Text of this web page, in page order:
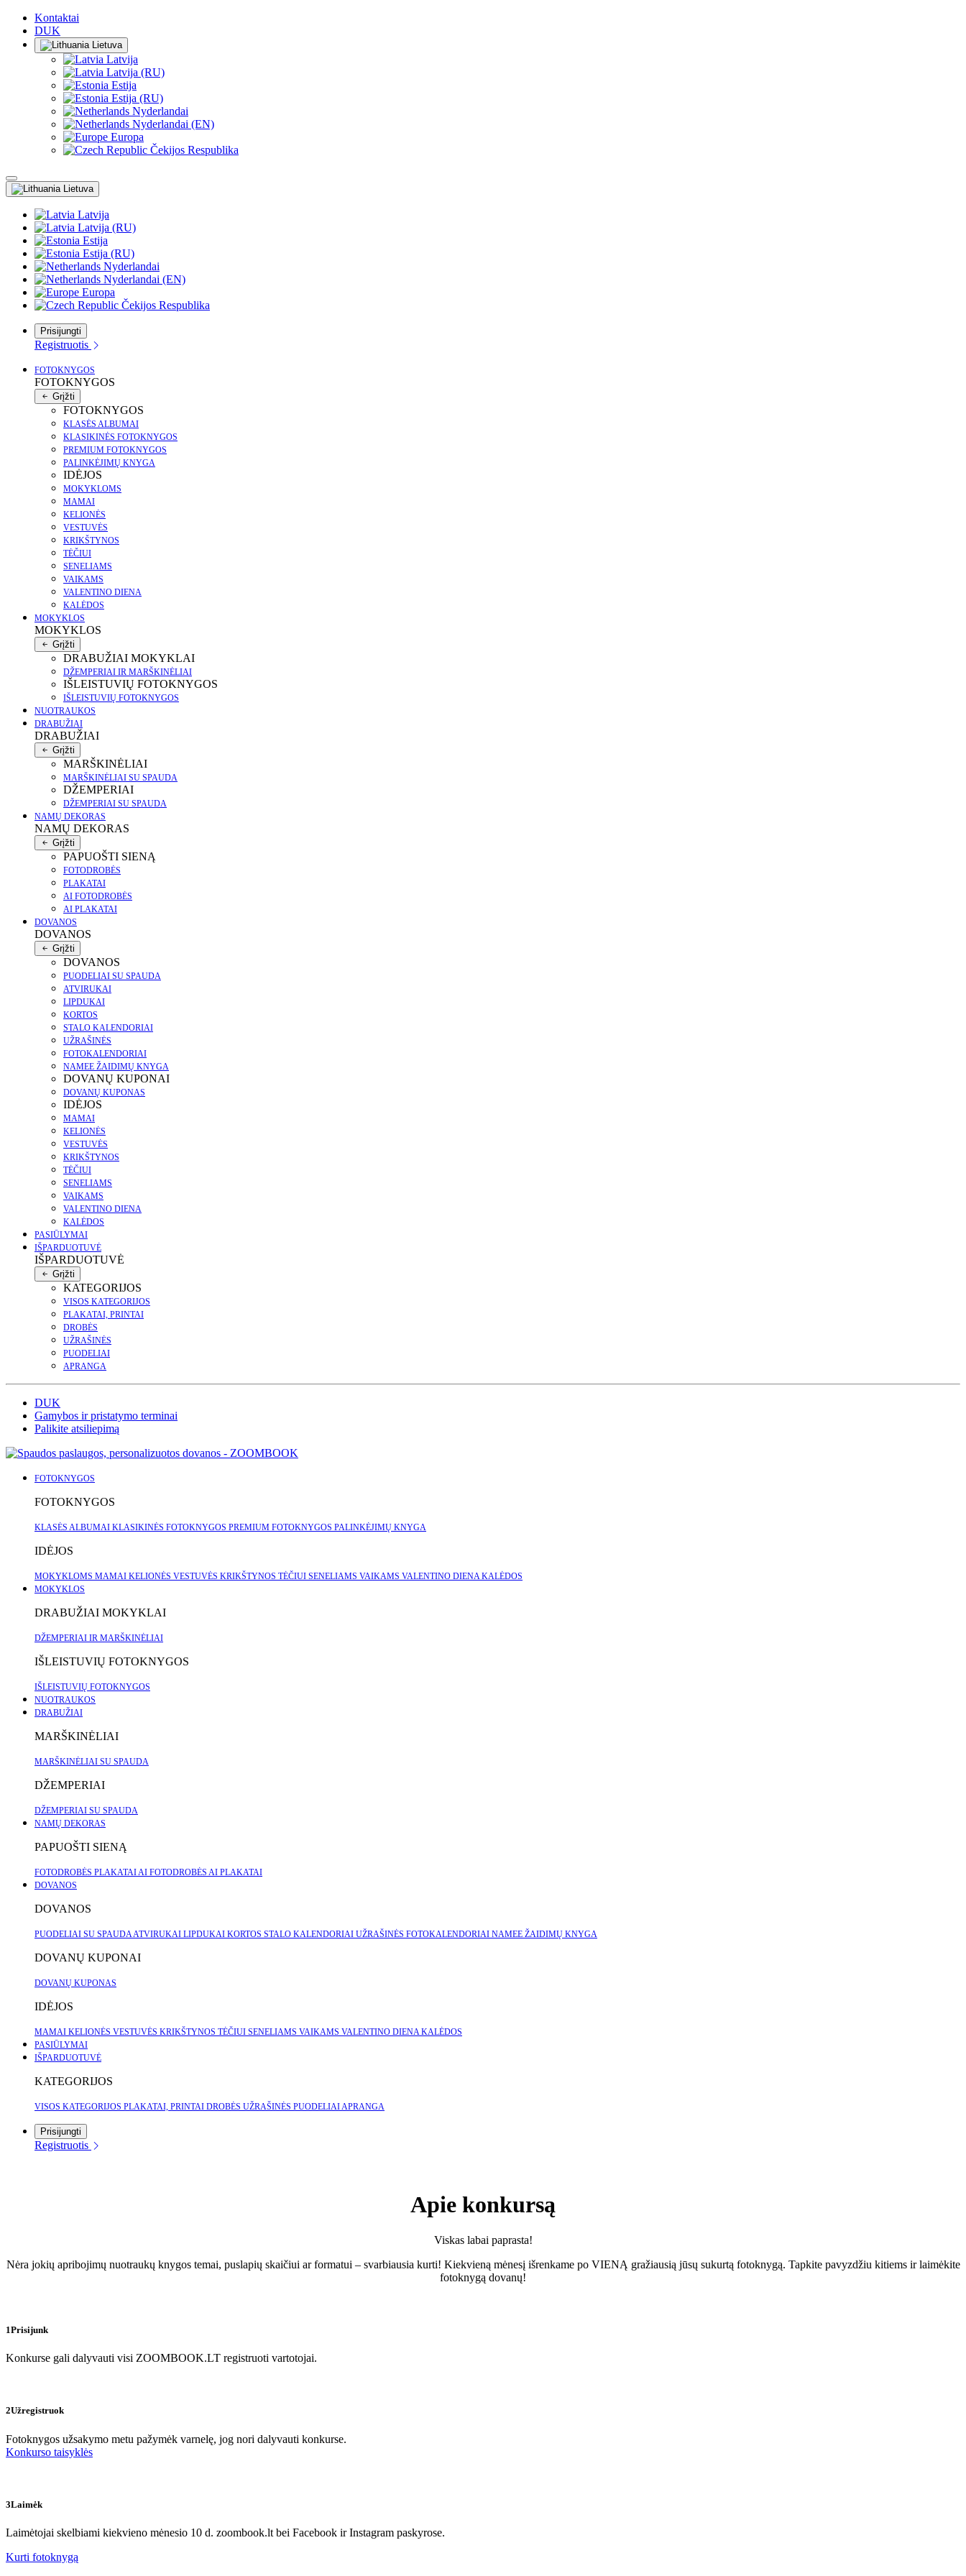
Kontaktai
DUK
Lietuva
Latvija
Latvija (RU)
Estija
Estija (RU)
Nyderlandai
Nyderlandai (EN)
Europa
Čekijos Respublika
Lietuva
Latvija
Latvija (RU)
Estija
Estija (RU)
Nyderlandai
Nyderlandai (EN)
Europa
Čekijos Respublika
Prisijungti
Registruotis
FOTOKNYGOS
FOTOKNYGOS
Grįžti
FOTOKNYGOS
KLASĖS ALBUMAI
KLASIKINĖS FOTOKNYGOS
PREMIUM FOTOKNYGOS
PALINKĖJIMŲ KNYGA
IDĖJOS
MOKYKLOMS
MAMAI
KELIONĖS
VESTUVĖS
KRIKŠTYNOS
TĖČIUI
SENELIAMS
VAIKAMS
VALENTINO DIENA
KALĖDOS
MOKYKLOS
MOKYKLOS
Grįžti
DRABUŽIAI MOKYKLAI
DŽEMPERIAI IR MARŠKINĖLIAI
IŠLEISTUVIŲ FOTOKNYGOS
IŠLEISTUVIŲ FOTOKNYGOS
NUOTRAUKOS
DRABUŽIAI
DRABUŽIAI
Grįžti
MARŠKINĖLIAI
MARŠKINĖLIAI SU SPAUDA
DŽEMPERIAI
DŽEMPERIAI SU SPAUDA
NAMŲ DEKORAS
NAMŲ DEKORAS
Grįžti
PAPUOŠTI SIENĄ
FOTODROBĖS
PLAKATAI
AI FOTODROBĖS
AI PLAKATAI
DOVANOS
DOVANOS
Grįžti
DOVANOS
PUODELIAI SU SPAUDA
ATVIRUKAI
LIPDUKAI
KORTOS
STALO KALENDORIAI
UŽRAŠINĖS
FOTOKALENDORIAI
NAMEE ŽAIDIMŲ KNYGA
DOVANŲ KUPONAI
DOVANŲ KUPONAS
IDĖJOS
MAMAI
KELIONĖS
VESTUVĖS
KRIKŠTYNOS
TĖČIUI
SENELIAMS
VAIKAMS
VALENTINO DIENA
KALĖDOS
PASIŪLYMAI
IŠPARDUOTUVĖ
IŠPARDUOTUVĖ
Grįžti
KATEGORIJOS
VISOS KATEGORIJOS
PLAKATAI, PRINTAI
DROBĖS
UŽRAŠINĖS
PUODELIAI
APRANGA
DUK
Gamybos ir pristatymo terminai
Palikite atsiliepimą
FOTOKNYGOS
FOTOKNYGOS
KLASĖS ALBUMAI KLASIKINĖS FOTOKNYGOS PREMIUM FOTOKNYGOS PALINKĖJIMŲ KNYGA
IDĖJOS
MOKYKLOMS MAMAI KELIONĖS VESTUVĖS KRIKŠTYNOS TĖČIUI SENELIAMS VAIKAMS VALENTINO DIENAKALĖDOS
MOKYKLOS
DRABUŽIAI MOKYKLAI
DŽEMPERIAI IR MARŠKINĖLIAI
IŠLEISTUVIŲ FOTOKNYGOS
IŠLEISTUVIŲ FOTOKNYGOS
NUOTRAUKOS
DRABUŽIAI
MARŠKINĖLIAI
MARŠKINĖLIAI SU SPAUDA
DŽEMPERIAI
DŽEMPERIAI SU SPAUDA
NAMŲ DEKORAS
PAPUOŠTI SIENĄ
FOTODROBĖS PLAKATAIAI FOTODROBĖS AI PLAKATAI
DOVANOS
DOVANOS
PUODELIAI SU SPAUDAATVIRUKAI LIPDUKAI KORTOS STALO KALENDORIAI UŽRAŠINĖS FOTOKALENDORIAI NAMEE ŽAIDIMŲ KNYGA
DOVANŲ KUPONAI
DOVANŲ KUPONAS
IDĖJOS
MAMAI KELIONĖS VESTUVĖS KRIKŠTYNOS TĖČIUI SENELIAMS VAIKAMS VALENTINO DIENAKALĖDOS
PASIŪLYMAI
IŠPARDUOTUVĖ
KATEGORIJOS
VISOS KATEGORIJOS PLAKATAI, PRINTAI DROBĖS UŽRAŠINĖS PUODELIAIAPRANGA
Prisijungti
Registruotis
Apie konkursą
Viskas labai paprasta!
Nėra jokių apribojimų nuotraukų knygos temai, puslapių skaičiui ar formatui – svarbiausia kurti! Kiekvieną mėnesį išrenkame po VIENĄ gražiausią jūsų sukurtą fotoknygą. Tapkite pavyzdžiu kitiems ir laimėkite
fotoknygą dovanų!
1Prisijunk
Konkurse gali dalyvauti visi ZOOMBOOK.LT registruoti vartotojai.
2Užregistruok
Fotoknygos užsakymo metu pažymėk varnelę, jog nori dalyvauti konkurse.
Konkurso taisyklės
3Laimėk
Laimėtojai skelbiami kiekvieno mėnesio 10 d. zoombook.lt bei Facebook ir Instagram paskyrose.
Kurti fotoknygą